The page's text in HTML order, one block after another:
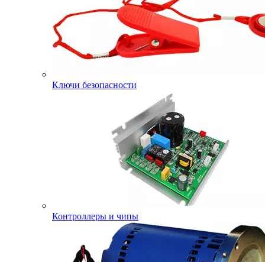
Ключи безопасности
Контроллеры и чипы